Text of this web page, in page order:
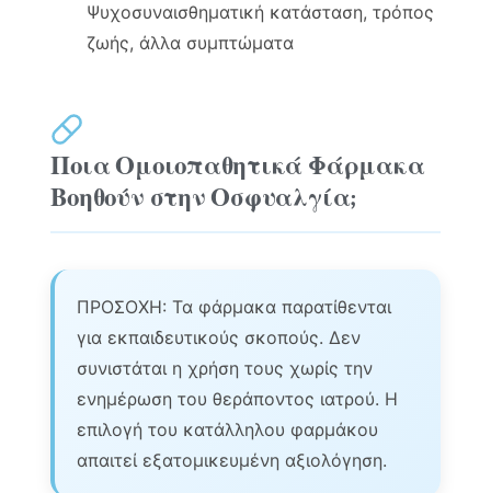
Ψυχοσυναισθηματική κατάσταση, τρόπος
ζωής, άλλα συμπτώματα
Ποια Ομοιοπαθητικά Φάρμακα
Βοηθούν στην Οσφυαλγία;
ΠΡΟΣΟΧΗ: Τα φάρμακα παρατίθενται
για εκπαιδευτικούς σκοπούς. Δεν
συνιστάται η χρήση τους χωρίς την
ενημέρωση του θεράποντος ιατρού. Η
επιλογή του κατάλληλου φαρμάκου
απαιτεί εξατομικευμένη αξιολόγηση.